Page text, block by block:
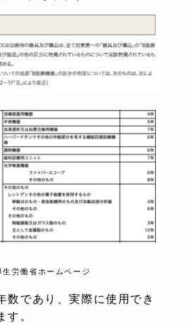
生労働省ホームページ
数であり、実際に使用でき
。